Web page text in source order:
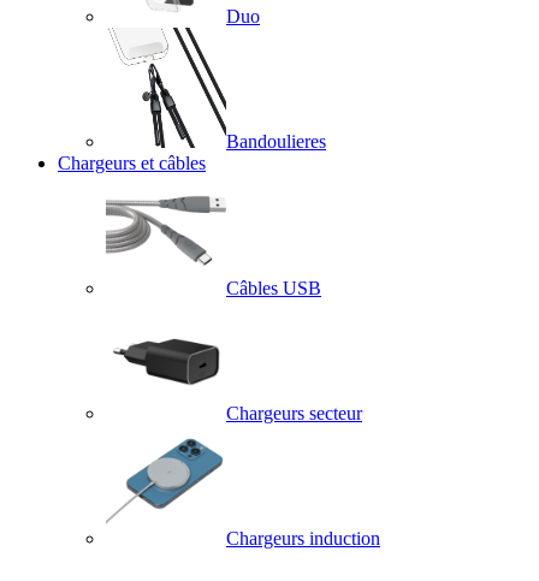
Duo
Bandoulieres
Chargeurs et câbles
Câbles USB
Chargeurs secteur
Chargeurs induction